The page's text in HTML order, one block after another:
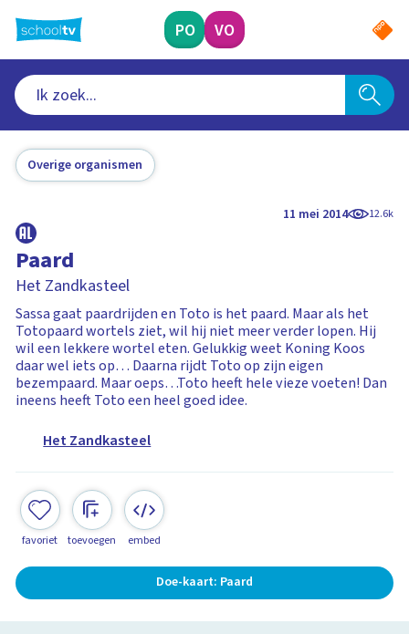
naar
hoofdinhoud
PO VO
Overige organismen
11 mei 2014 12.6k
Paard
Het Zandkasteel
Sassa gaat paardrijden en Toto is het paard. Maar als het
Totopaard wortels ziet, wil hij niet meer verder lopen. Hij
wil een lekkere wortel eten. Gelukkig weet Koning Koos
daar wel iets op… Daarna rijdt Toto op zijn eigen
bezempaard. Maar oeps…Toto heeft hele vieze voeten! Dan
ineens heeft Toto een heel goed idee.
Het Zandkasteel
favoriet toevoegen embed
Doe-kaart: Paard